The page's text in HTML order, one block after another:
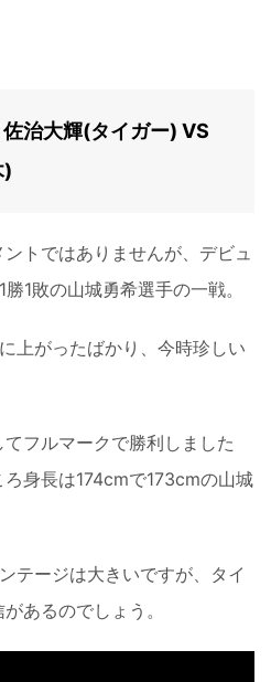
治大輝(タイガー) VS
)
トではありませんが、デビュ
1敗の山城勇希選手の一戦。
上がったばかり、今時珍しい
フルマークで勝利しました
身長は174cmで173cmの山城
テージは大きいですが、タイ
あるのでしょう。